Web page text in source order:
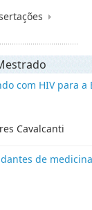
com HIV para
Cavalcanti
de